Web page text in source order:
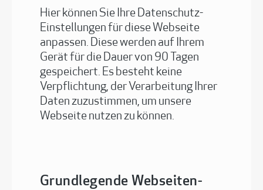
Hier können Sie Ihre Datenschutz-
Einstellungen für diese Webseite
anpassen. Diese werden auf Ihrem
Gerät für die Dauer von 90 Tagen
gespeichert. Es besteht keine
Verpflichtung, der Verarbeitung Ihrer
Daten zuzustimmen, um unsere
Webseite nutzen zu können.
Grundlegende Webseiten-